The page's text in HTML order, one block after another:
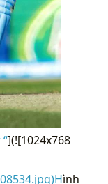
](![1024x768
ình